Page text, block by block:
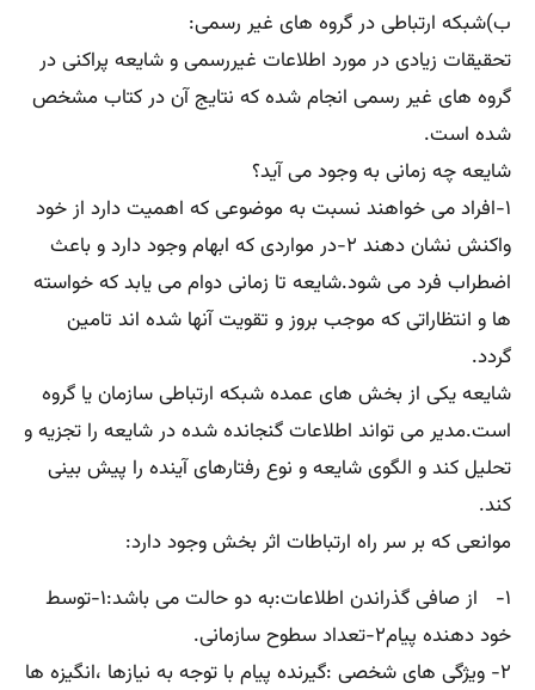
ب)شبکه ارتباطی در گروه های غیر رسمی:
تحقیقات زیادی در مورد اطلاعات غیررسمی و شایعه پراکنی در
گروه های غیر رسمی انجام شده که نتایج آن در کتاب مشخص
شده است.
شایعه چه زمانی به وجود می آید؟
۱-افراد می خواهند نسبت به موضوعی که اهمیت دارد از خود
واکنش نشان دهند ۲-در مواردی که ابهام وجود دارد و باعث
اضطراب فرد می شود.شایعه تا زمانی دوام می یابد که خواسته
ها و انتظاراتی که موجب بروز و تقویت آنها شده اند تامین
گردد.
شایعه یکی از بخش های عمده شبکه ارتباطی سازمان یا گروه
است.مدیر می تواند اطلاعات گنجانده شده در شایعه را تجزیه و
تحلیل کند و الگوی شایعه و نوع رفتارهای آینده را پیش بینی
کند.
موانعی که بر سر راه ارتباطات اثر بخش وجود دارد:
۱- از صافی گذراندن اطلاعات:به دو حالت می باشد:۱-توسط
خود دهنده پیام۲-تعداد سطوح سازمانی.
۲- ویژگی های شخصی :گیرنده پیام با توجه به نیازها ،انگیزه ها